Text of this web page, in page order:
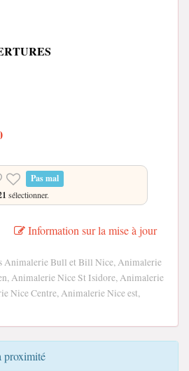
Pas mal
sélectionner.
Information sur la mise à jour
Animalerie Bull et Bill Nice, Animalerie
Animalerie Nice St Isidore, Animalerie
Nice Centre, Animalerie Nice est,
proximité